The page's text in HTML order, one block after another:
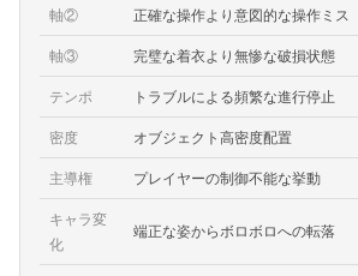
軸② 正確な操作より意図的な操作ミス
軸③ 完璧な着衣より無惨な破損状態
テンポ トラブルによる頻繁な進行停止
密度 オブジェクト高密度配置
主導権 プレイヤーの制御不能な挙動
キャラ変
化
端正な姿からボロボロへの転落